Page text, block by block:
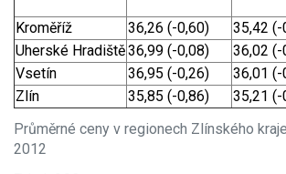
Průměrné ceny v regionech Zlínského
2012
Kroměříž 36,26 (-0,60)
35,42 (-
Uherské Hradiště36,99 (-0,08)
36,02 (-
Vsetín
36,95 (-0,26)
36,01 (-
Zlín
35,85 (-0,86) 35,21 (-